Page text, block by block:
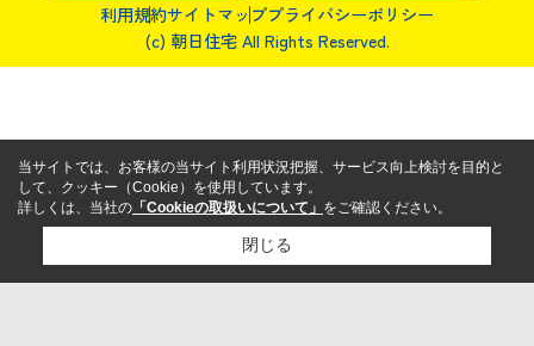
利用規約サイトマッププライバシーポリシー
(c) 朝日住宅 All Rights Reserved.
当サイトでは、お客様の当サイト利用状況把握、サービス向上検討を目的と
して、クッキー（Cookie）を使用しています。
詳しくは、当社の 「Cookieの取扱いについて」 をご確認ください。
閉じる